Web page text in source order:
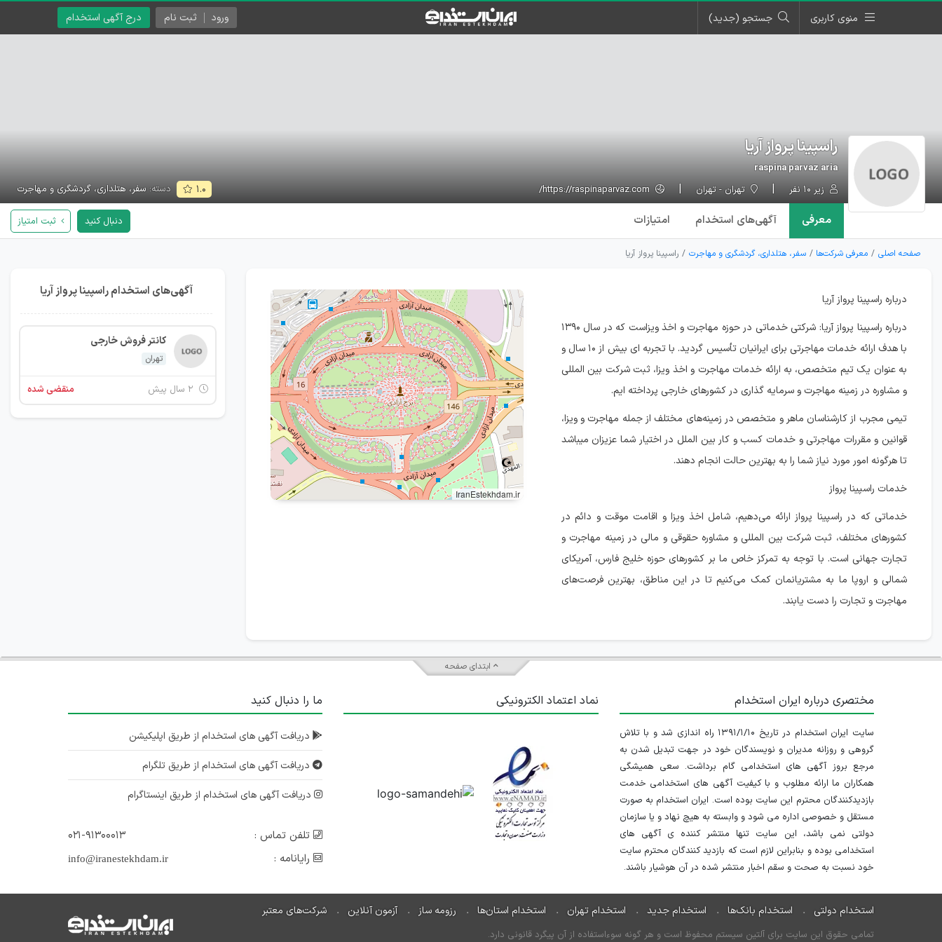
منوی کاربری جستجو (جدید) درج آگهی استخدام ورود ثبت نام
راسپینا پرواز آریا
raspina parvaz aria
زیر ۱۰ نفر
تهران - تهران ۱.۰ دسته: سفر، هتلداری، گردشگری و مهاجرت
معرفی آگهی‌های استخدام امتیازات دنبال کنید ثبت امتیاز
صفحه اصلی معرفی شرکت‌ها سفر، هتلداری، گردشگری و مهاجرت راسپینا پرواز آریا
درباره راسپینا پرواز آریا
درباره راسپینا پرواز آریا: شرکتی خدماتی در حوزه مهاجرت و اخذ ویزاست که در سال ۱۳۹۰
با هدف ارائه خدمات مهاجرتی برای ایرانیان تأسیس گردید. با تجربه ای بیش از ۱۰ سال و
به عنوان یک تیم متخصص، به ارائه خدمات مهاجرت و اخذ ویزا، ثبت شرکت بین المللی
و مشاوره در زمینه مهاجرت و سرمایه گذاری در کشورهای خارجی پرداخته ایم.
تیمی مجرب از کارشناسان ماهر و متخصص در زمینه‌های مختلف از جمله مهاجرت و ویزا،
قوانین و مقررات مهاجرتی و خدمات کسب و کار بین الملل در اختیار شما عزیزان میباشد
تا هرگونه امور مورد نیاز شما را به بهترین حالت انجام دهند.
خدمات راسپینا پرواز
خدماتی که در راسپینا پرواز ارائه می‌دهیم، شامل اخذ ویزا و اقامت موقت و دائم در
کشورهای مختلف، ثبت شرکت بین المللی و مشاوره حقوقی و مالی در زمینه مهاجرت و
تجارت جهانی است. با توجه به تمرکز خاص ما بر کشورهای حوزه خلیج فارس، آمریکای
شمالی و اروپا ما به مشتریانمان کمک می‌کنیم تا در این مناطق، بهترین فرصت‌های
مهاجرت و تجارت را دست یابند.
IranEstekhdam.ir
آگهی‌های استخدام راسپینا پرواز آریا
کانتر فروش خارجی
تهران
منقضی شده
ابتدای صفحه
مختصری درباره ایران استخدام
سایت ایران استخدام در تاریخ ۱۳۹۱/۱/۱۰ راه اندازی شد و با تلاش
گروهی و روزانه مدیران و نویسندگان خود در جهت تبدیل شدن به
مرجع بروز آگهی های استخدامی گام برداشت. سعی همیشگی
همکاران ما ارائه مطلوب و با کیفیت آگهی های استخدامی خدمت
بازدیدکنندگان محترم این سایت بوده است. ایران استخدام به صورت
مستقل و خصوصی اداره می شود و وابسته به هیچ نهاد و یا سازمان
دولتی نمی باشد، این سایت تنها منتشر کننده ی آگهی های
استخدامی بوده و بنابراین لازم است که بازدید کنندگان محترم سایت
خود نسبت به صحت و سقم اخبار منتشر شده در آن هوشیار باشند.
نماد اعتماد الکترونیکی ما را دنبال کنید
دریافت آگهی های استخدام از طریق اپلیکیشن
دریافت آگهی های استخدام از طریق تلگرام
دریافت آگهی های استخدام از طریق اینستاگرام
تلفن تماس :
۰۲۱-۹۱۳۰۰۰۱۳
رایانامه :
info@iranestekhdam.ir
استخدام دولتی استخدام بانک‌ها استخدام جدید استخدام تهران استخدام استان‌ها رزومه ساز آزمون آنلاین شرکت‌های معتبر
تمامی حقوق این سایت برای آلتین سیستم محفوظ است و هر گونه سوءاستفاده از آن پیگرد قانونی دارد.